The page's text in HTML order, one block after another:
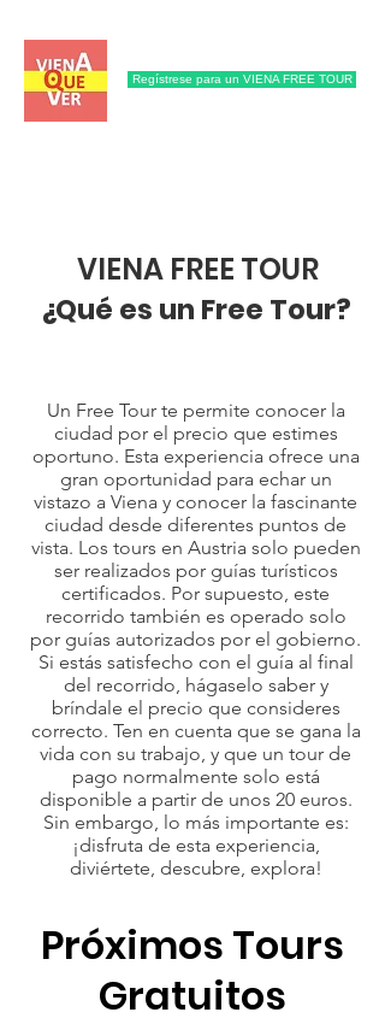
Regístrese para un VIENA FREE TOUR
About
¿Qué es un Free Tour?
Un Free Tour te permite conocer la
ciudad por el precio que estimes
oportuno. Esta experiencia ofrece una
gran oportunidad para echar un
vistazo a Viena y conocer la fascinante
ciudad desde diferentes puntos de
vista. Los tours en Austria solo pueden
ser realizados por guías turísticos
certificados. Por supuesto, este
recorrido también es operado solo
por guías autorizados por el gobierno.
Si estás satisfecho con el guía al final
del recorrido, hágaselo saber y
bríndale el precio que consideres
correcto. Ten en cuenta que se gana la
vida con su trabajo, y que un tour de
pago normalmente solo está
disponible a partir de unos 20 euros.
Sin embargo, lo más importante es:
¡disfruta de esta experiencia,
diviértete, descubre, explora!
VIENA FREE TOUR
Próximos Tours
Gratuitos